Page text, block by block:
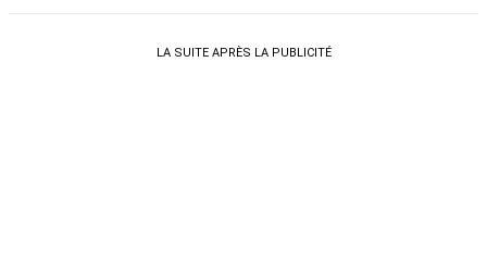
LA SUITE APRÈS LA PUBLICITÉ